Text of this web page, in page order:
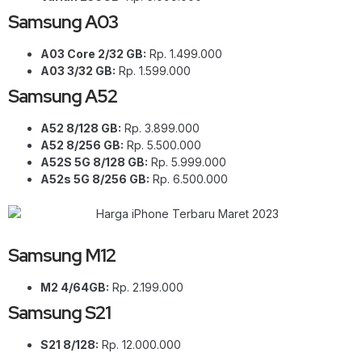
Samsung A03
A03 Core 2/32 GB: Rp. 1.499.000
A03 3/32 GB: Rp. 1.599.000
Samsung A52
A52 8/128 GB: Rp. 3.899.000
A52 8/256 GB: Rp. 5.500.000
A52S 5G 8/128 GB: Rp. 5.999.000
A52s 5G 8/256 GB: Rp. 6.500.000
Samsung M12
M2 4/64GB: Rp. 2.199.000
Samsung S21
S21 8/128: Rp. 12.000.000